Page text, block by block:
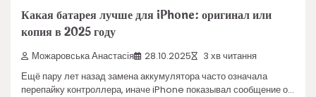
Какая батарея лучше для iPhone: оригинал или
копия в 2025 году
Можаровська Анастасія 28.10.2025 3 хв читання
Ещё пару лет назад замена аккумулятора часто означала
перепайку контроллера, иначе iPhone показывал сообщение о…